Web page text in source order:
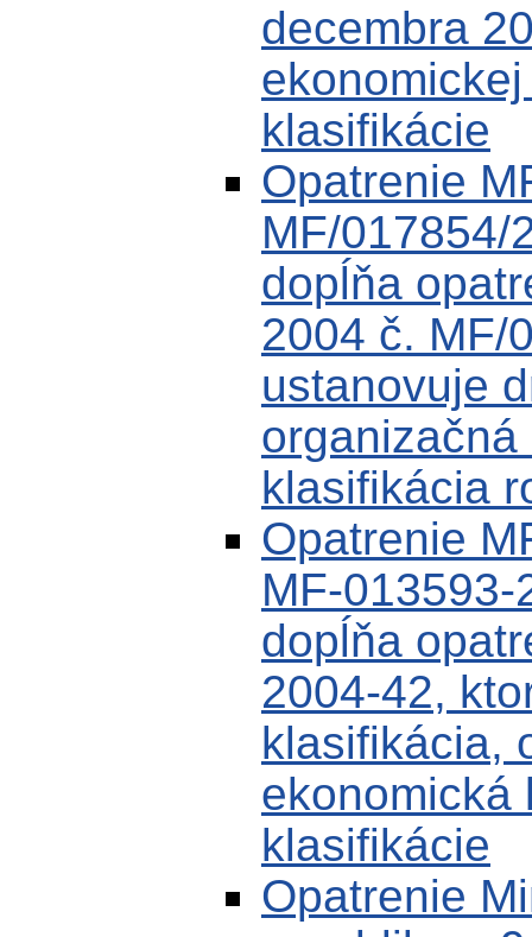
decembra
klasifikácie
Opatrenie
MF/017854/
dopĺňa
2004 č. MF/
ustanovuje
klasifikácia
Opatrenie
MF-
dopĺňa
2004-42,
klasifikácia,
ekonomická
klasifikácie
Opatrenie